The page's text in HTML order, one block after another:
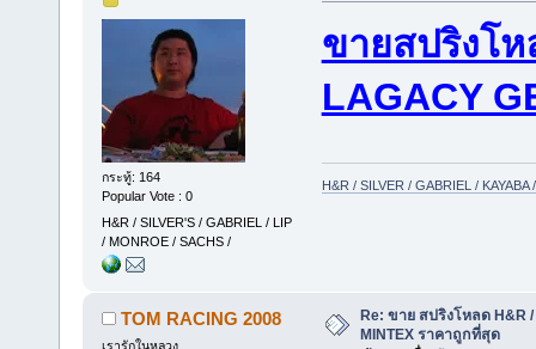
กระทู้: 164
Popular Vote : 0
H&R / SILVER'S / GABRIEL / LIP
/ MONROE / SACHS /
ขายสปริงโห
LAGACY
H&R / SILVER / GABRIEL / KAYABA
TOM RACING 2008
เรารักในหลวง
Re: ขาย สปริงโหลด H&R /
MINTEX ราคาถูกที่สุด